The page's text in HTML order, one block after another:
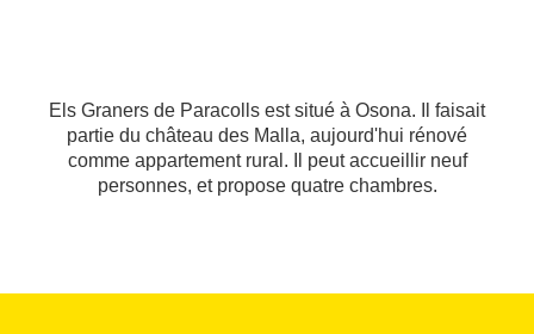
Els Graners de Paracolls est situé à Osona. Il faisait
partie du château des Malla, aujourd'hui rénové
comme appartement rural. Il peut accueillir neuf
personnes, et propose quatre chambres.